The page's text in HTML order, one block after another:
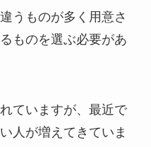
うものが多く用意さ
ものを選ぶ必要があ
ていますが、最近で
人が増えてきていま